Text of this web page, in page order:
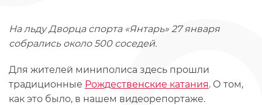
На льду Дворца спорта «Янтарь» 27 января
собрались около 500 соседей.
Для жителей миниполиса здесь прошли
традиционные Рождественские катания. О том,
как это было, в нашем видеорепортаже.